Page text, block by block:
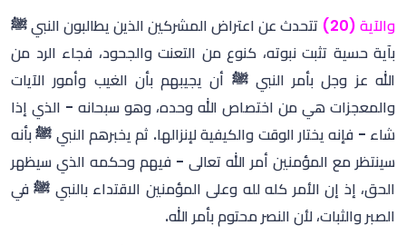
والآية (20)
تتحدث عن اعتراض المشركين الذين يطالبون النبي ﷺ
بآية حسية تثبت نبوته، كنوع من التعنت والجحود، فجاء الرد من
الله عز وجل بأمر النبي ﷺ أن يجيبهم بأن الغيب وأمور الآيات
والمعجزات هي من اختصاص الله وحده، وهو سبحانه - الذي إذا
شاء - فإنه يختار الوقت والكيفية لإنزالها. ثم يخبرهم النبي ﷺ بأنه
سينتظر مع المؤمنين أمر الله تعالى - فيهم وحكمه الذي سيظهر
الحق، إذ إن الأمر كله لله وعلى المؤمنين الاقتداء بالنبي ﷺ في
الصبر والثبات، لأن النصر محتوم بأمر الله.